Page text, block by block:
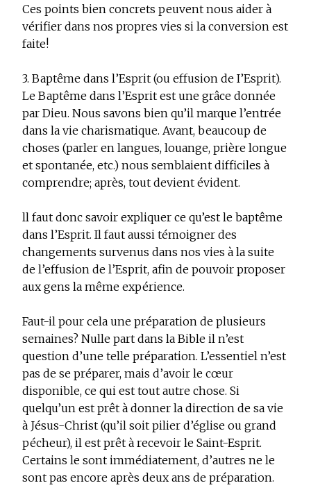
Ces points bien concrets peuvent nous aider à
vérifier dans nos propres vies si la conversion est
faite!
3. Baptême dans l’Esprit (ou effusion de I’Esprit).
Le Baptême dans l’Esprit est une grâce donnée
par Dieu. Nous savons bien qu’il marque l’entrée
dans la vie charismatique. Avant, beaucoup de
choses (parler en langues, louange, prière longue
et spontanée, etc.) nous semblaient difficiles à
comprendre; après, tout devient évident.
ll faut donc savoir expliquer ce qu’est le baptême
dans l’Esprit. Il faut aussi témoigner des
changements survenus dans nos vies à la suite
de l’effusion de l’Esprit, afin de pouvoir proposer
aux gens la même expérience.
Faut-il pour cela une préparation de plusieurs
semaines? Nulle part dans la Bible il n’est
question d’une telle préparation. L’essentiel n’est
pas de se préparer, mais d’avoir le cœur
disponible, ce qui est tout autre chose. Si
quelqu’un est prêt à donner la direction de sa vie
à Jésus-Christ (qu’il soit pilier d’église ou grand
pécheur), il est prêt à recevoir le Saint-Esprit.
Certains le sont immédiatement, d’autres ne le
sont pas encore après deux ans de préparation.